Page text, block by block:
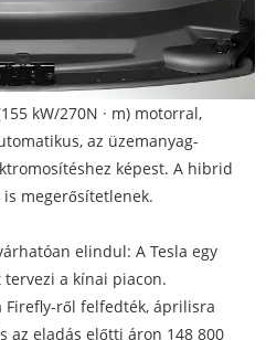
kW/270N · m) motorral,
az üzemanyag-
képest. A hibrid
megerősítetlenek.
elindul: A Tesla egy
a kínai piacon.
Firefly-ről felfedték, áprilisra
az eladás előtti áron 148 800